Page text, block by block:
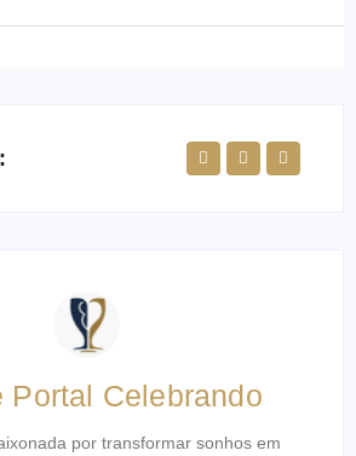
Portal Celebrando
por transformar sonhos em